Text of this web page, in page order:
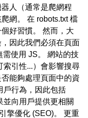
人（通常是爬網程
網。 在 robots.txt 檔
好習慣。 然而，大
因此我們必須在頁面
需使用 JS。 網站的技
索引性...）會影響搜尋
能夠處理頁面中的資
戶行為，因此包括
向用戶提供更相關
擎優化 (SEO)。 更重